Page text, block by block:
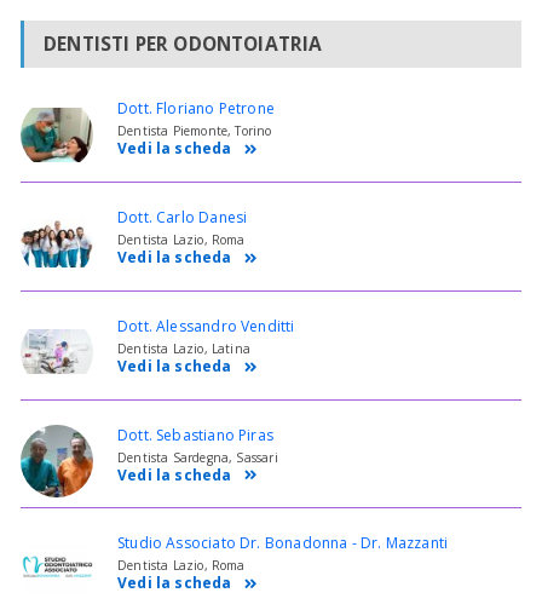
DENTISTI PER ODONTOIATRIA
Dott. Floriano Petrone
Dentista Piemonte, Torino
Vedi la scheda
Dott. Carlo Danesi
Dentista Lazio, Roma
Vedi la scheda
Dott. Alessandro Venditti
Dentista Lazio, Latina
Vedi la scheda
Dott. Sebastiano Piras
Dentista Sardegna, Sassari
Vedi la scheda
Studio Associato Dr. Bonadonna - Dr. Mazzanti
Dentista Lazio, Roma
Vedi la scheda